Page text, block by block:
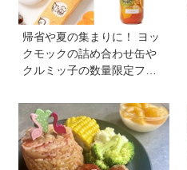
帰省や夏の集まりに！ ヨッ
クモックの詰め合わせ缶や
クルミッ子の数量限定フレ
る「夏の手土産」８選